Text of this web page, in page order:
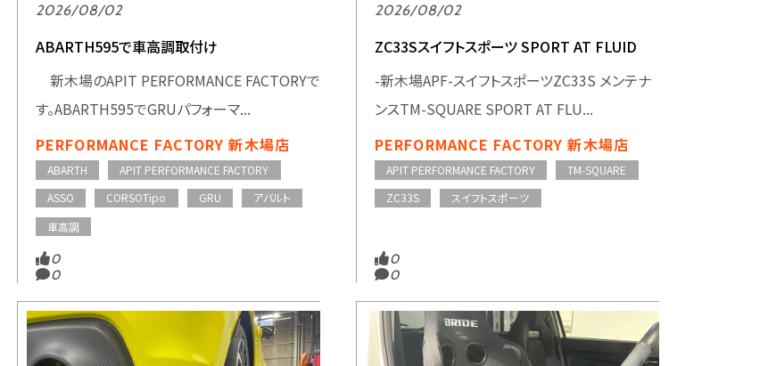
2026/08/02
ABARTH595で車高調取付け
新木場のAPIT PERFORMANCE FACTORYで
す。ABARTH595でGRUパフォーマ...
PERFORMANCE FACTORY 新木場店
ABARTH
APIT PERFORMANCE FACTORY
ASSO
CORSOTipo GRU
アバルト
車高調
0
0
2026/08/02
ZC33Sスイフトスポーツ SPORT AT FLUID
-新木場APF-スイフトスポーツZC33S メンテナ
ンスTM-SQUARE SPORT AT FLU...
PERFORMANCE FACTORY 新木場店
APIT PERFORMANCE FACTORY
TM-SQUARE
ZC33S
スイフトスポーツ
0
0